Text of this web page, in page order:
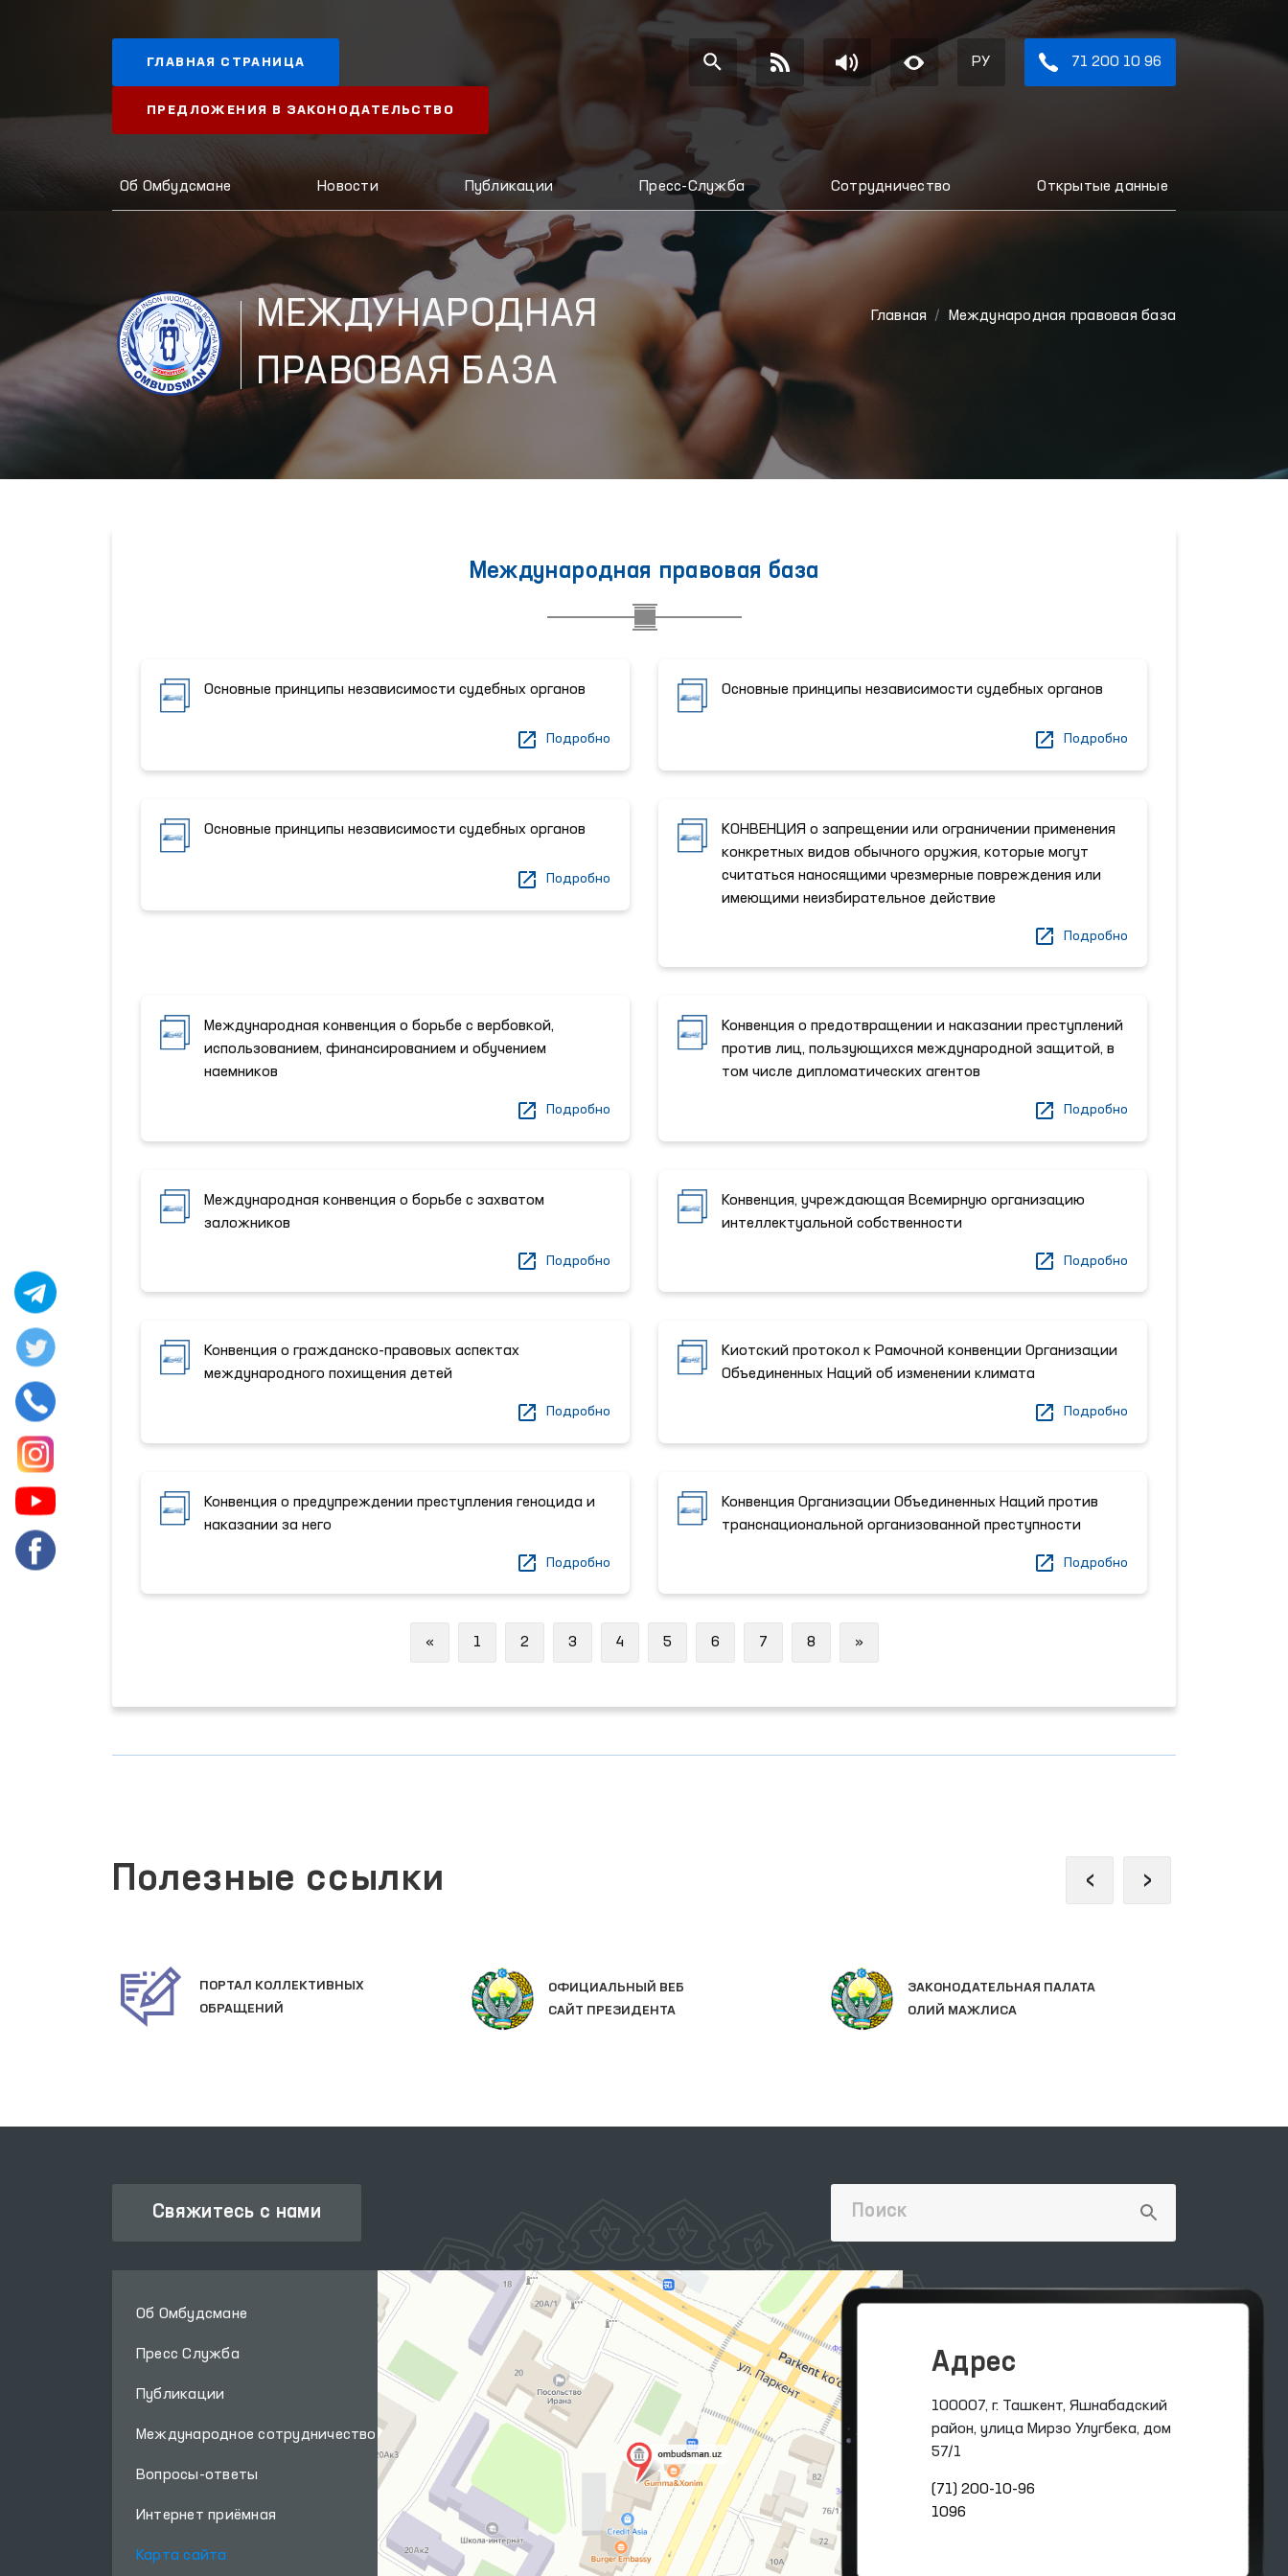
ГЛАВНАЯ СТРАНИЦА
ПРЕДЛОЖЕНИЯ В ЗАКОНОДАТЕЛЬСТВО
РУ 71 200 10 96
Об Омбудсмане Новости Публикации Пресс-Служба Сотрудничество Открытые данные
МЕЖДУНАРОДНАЯ
ПРАВОВАЯ БАЗА
Главная Международная правовая база
Международная правовая база
Основные принципы независимости судебных органов
Подробно
Основные принципы независимости судебных органов
Подробно
Основные принципы независимости судебных органов
Подробно
КОНВЕНЦИЯ о запрещении или ограничении применения
конкретных видов обычного оружия, которые могут
считаться наносящими чрезмерные повреждения или
имеющими неизбирательное действие
Подробно
Международная конвенция о борьбе с вербовкой,
использованием, финансированием и обучением
наемников
Подробно
Конвенция о предотвращении и наказании преступлений
против лиц, пользующихся международной защитой, в
том числе дипломатических агентов
Подробно
Международная конвенция о борьбе с захватом
заложников
Подробно
Конвенция, учреждающая Всемирную организацию
интеллектуальной собственности
Подробно
Конвенция о гражданско-правовых аспектах
международного похищения детей
Подробно
Киотский протокол к Рамочной конвенции Организации
Объединенных Наций об изменении климата
Подробно
Конвенция о предупреждении преступления геноцида и
наказании за него
Подробно
Конвенция Организации Объединенных Наций против
транснациональной организованной преступности
Подробно
«Previous
1 2 3 4 5 6 7 8 »Next
Полезные ссылки
ПОРТАЛ КОЛЛЕКТИВНЫХ
ОБРАЩЕНИЙ
ОФИЦИАЛЬНЫЙ ВЕБ
САЙТ ПРЕЗИДЕНТА
ЗАКОНОДАТЕЛЬНАЯ ПАЛАТА
ОЛИЙ МАЖЛИСА
‹ ›
Свяжитесь с нами
Об Омбудсмане
Пресс Служба
Публикации
Международное сотрудничество
Вопросы-ответы
Интернет приёмная
Карта сайта
Адрес
100007, г. Ташкент, Яшнабадский
район, улица Мирзо Улугбека, дом
57/1
(71) 200-10-96
1096